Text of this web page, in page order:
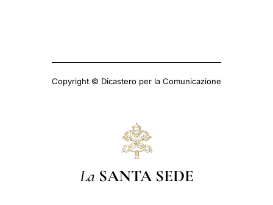
Copyright © Dicastero per la Comunicazione
La SANTA SEDE